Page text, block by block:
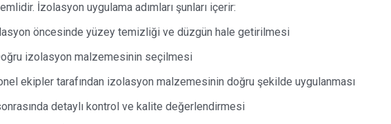
İzolasyon uygulama adımları şunları içerir:
öncesinde yüzey temizliği ve düzgün hale getirilmesi
izolasyon malzemesinin seçilmesi
ekipler tarafından izolasyon malzemesinin doğru şekilde uygulanması
detaylı kontrol ve kalite değerlendirmesi